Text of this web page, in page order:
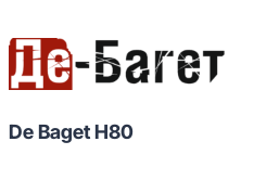
De Baget H80